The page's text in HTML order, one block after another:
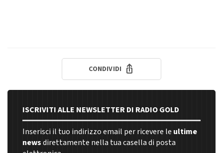
CONDIVIDI
ISCRIVITI ALLE NEWSLETTER DI RADIO GOLD
Inserisci il tuo indirizzo email per ricevere le ultime
newsdirettamente nella tua casella di posta